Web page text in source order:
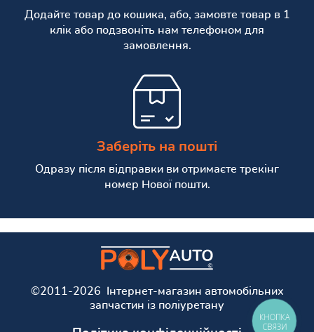
Додайте товар до кошика, або, замовте товар в 1
клік або подзвоніть нам телефоном для
замовлення.
Заберіть на пошті
Одразу після відправки ви отримаєте трекінг
номер Нової пошти.
©2011-2026 Інтернет-магазин автомобільних
запчастин із поліуретану
КНОПКА
СВЯЗИ